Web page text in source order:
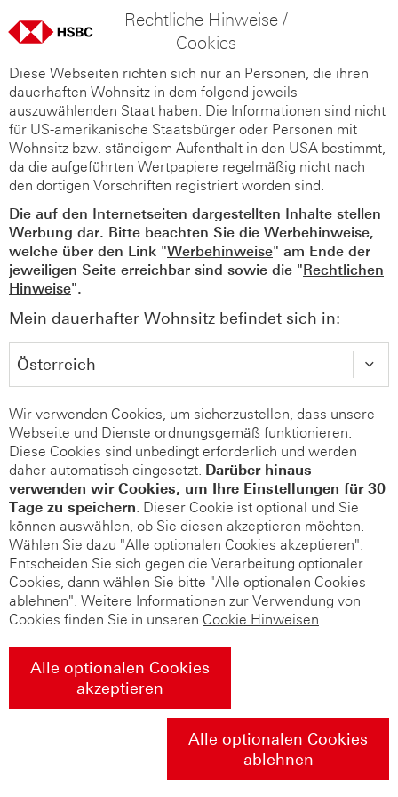
Rechtliche Hinweise /
Cookies
Diese Webseiten richten sich nur an Personen, die ihren
dauerhaften Wohnsitz in dem folgend jeweils
auszuwählenden Staat haben. Die Informationen sind nicht
für US-amerikanische Staatsbürger oder Personen mit
Wohnsitz bzw. ständigem Aufenthalt in den USA bestimmt,
da die aufgeführten Wertpapiere regelmäßig nicht nach
den dortigen Vorschriften registriert worden sind.
Die auf den Internetseiten dargestellten Inhalte stellen
Werbung dar. Bitte beachten Sie die Werbehinweise,
welche über den Link "Werbehinweise" am Ende der
jeweiligen Seite erreichbar sind sowie die "Rechtlichen
Hinweise".
Mein dauerhafter Wohnsitz befindet sich in:
Wir verwenden Cookies, um sicherzustellen, dass unsere
Webseite und Dienste ordnungsgemäß funktionieren.
Diese Cookies sind unbedingt erforderlich und werden
daher automatisch eingesetzt. Darüber hinaus
verwenden wir Cookies, um Ihre Einstellungen für 30
Tage zu speichern. Dieser Cookie ist optional und Sie
können auswählen, ob Sie diesen akzeptieren möchten.
Wählen Sie dazu "Alle optionalen Cookies akzeptieren".
Entscheiden Sie sich gegen die Verarbeitung optionaler
Cookies, dann wählen Sie bitte "Alle optionalen Cookies
ablehnen". Weitere Informationen zur Verwendung von
Cookies finden Sie in unseren Cookie Hinweisen.
Alle optionalen Cookies
akzeptieren
Alle optionalen Cookies
ablehnen